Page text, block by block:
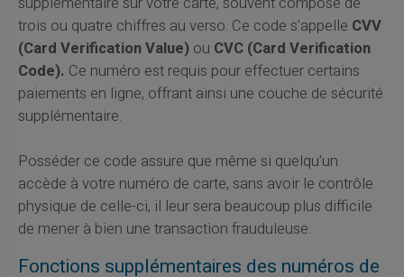
trois ou quatre chiffres au verso. Ce code s'appelle CVV
(Card Verification Value)ou CVC (Card Verification
Code). Ce numéro est requis pour effectuer certains
paiements en ligne, offrant ainsi une couche de sécurité
supplémentaire.
Posséder ce code assure que même si quelqu'un
accède à votre numéro de carte, sans avoir le contrôle
physique de celle-ci, il leur sera beaucoup plus difficile
de mener à bien une transaction frauduleuse.
Fonctions supplémentaires des numéros de